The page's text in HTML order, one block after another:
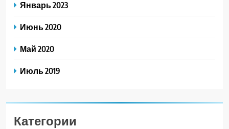
Январь 2023
Июнь 2020
Май 2020
Июль 2019
Категории